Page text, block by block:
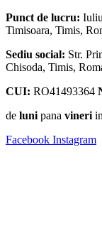
Punct de lucru:
Timisoara, Timis,
Sediu social: Str.
Chisoda, Timis,
CUI: RO41493364
de luni pana vineri
Facebook Instagram